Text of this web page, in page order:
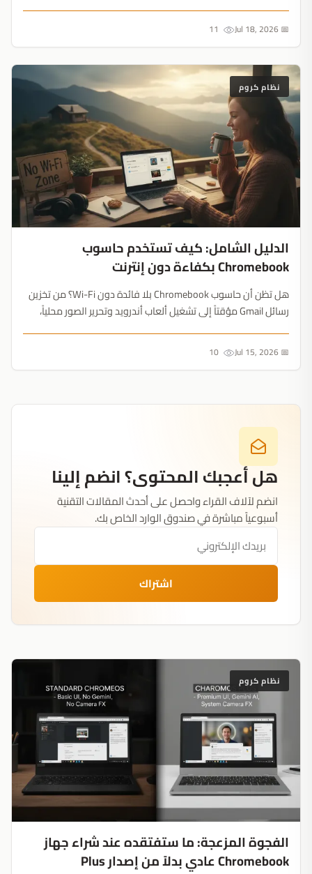
الضعيفة ولوحة التتبع المهتزة هذه التجربة؟...📅 Jul 18, 2026
نظام كروم
الدليل الشامل: كيف تستخدم حاسوب
Chromebook بكفاءة دون إنترنت
هل تظن أن حاسوب Chromebook بلا فائدة دون Wi-Fi؟ من تخزين
رسائل Gmail مؤقتاً إلى تشغيل ألعاب أندرويد وتحرير الصور محلياً،
📅 Jul 15, 2026
هل أعجبك المحتوى؟ انضم إلينا
انضم لآلاف القراء واحصل على أحدث المقالات التقنية
أسبوعياً مباشرة في صندوق الوارد الخاص بك.
اشتراك
نظام كروم
الفجوة المزعجة: ما ستفتقده عند شراء جهاز
Chromebook عادي بدلاً من إصدار Plus